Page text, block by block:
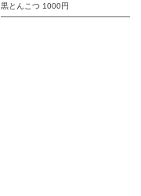
黒とんこつ 1000円